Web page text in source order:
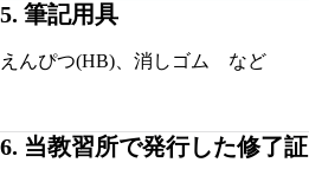
筆記用具
えんぴつ(HB)、消しゴム など
当教習所で発行した修了証